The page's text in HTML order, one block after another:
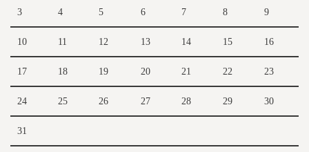
3 4 5 6 7 8 9
10 11 12 13 14 15 16
17 18 19 20 21 22 23
24 25 26 27 28 29 30
31